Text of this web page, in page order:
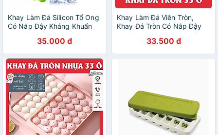
Khay Làm Đá Silicon Tổ Ong
Có Nắp Đậy Kháng Khuẩn
Làm Đá , Làm Thạch Cao
Cấp - HÀNG CHÍNH HÃNG
MINIIN
35.000 đ
Khay Làm Đá Viên Tròn,
Khay Đá Tròn Có Nắp Đậy
Làm Thạch 33 Ô
33.500 đ